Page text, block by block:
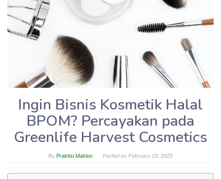
Ingin Bisnis Kosmetik Halal
BPOM? Percayakan pada
Greenlife Harvest Cosmetics
By Praktisi Maklon Posted on February 23, 2025